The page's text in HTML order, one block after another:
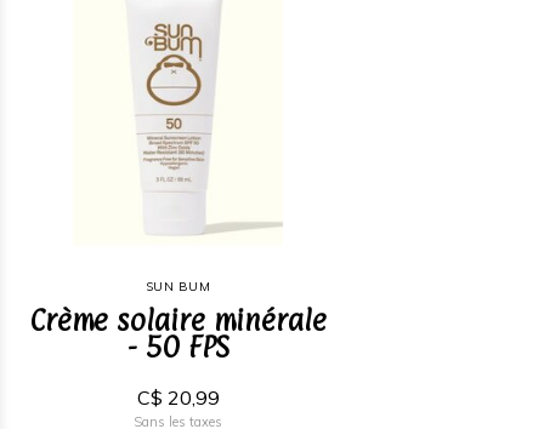
SUN BUM
Crème solaire minérale
- 50 FPS
C$ 20,99
Sans les taxes